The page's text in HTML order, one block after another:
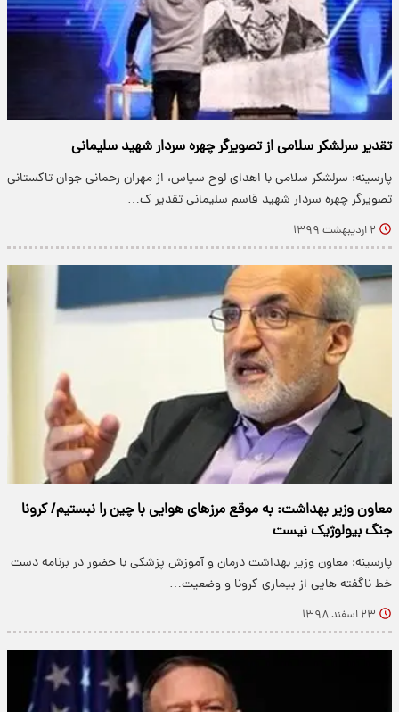
تقدیر سرلشکر سلامی از تصویرگر چهره سردار شهید سلیمانی
پارسینه: سرلشکر سلامی با اهدای لوح سپاس، از مهران رحمانی جوان تاکستانی
تصویرگر چهره سردار شهید قاسم سلیمانی تقدیر ک…
۲ اردیبهشت ۱۳۹۹
معاون وزیر بهداشت: به موقع مرزهای هوایی با چین را نبستیم/ کرونا
جنگ بیولوژیک نیست
پارسینه: معاون وزیر بهداشت درمان و آموزش پزشکی با حضور در برنامه دست
خط ناگفته هایی از بیماری کرونا و وضعیت…
۲۳ اسفند ۱۳۹۸